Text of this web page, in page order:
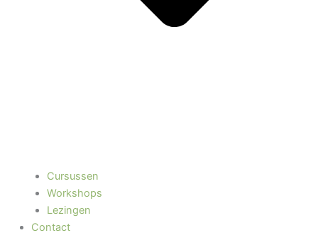
Cursussen
Workshops
Lezingen
Contact